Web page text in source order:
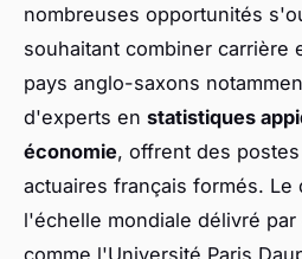
nombreuses opportunités
souhaitant combiner carrière
pays anglo-saxons
d'experts en statistiques
économie, offrent des
actuaires français formés. Le
l'échelle mondiale délivré
comme l'Université Paris